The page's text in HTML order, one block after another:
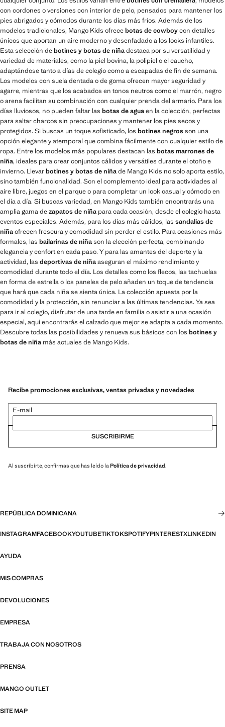
con cordones o versiones con interior de pelo, pensados para mantener los
pies abrigados y cómodos durante los días más fríos. Además de los
modelos tradicionales, Mango Kids ofrecebotas de cowboycon detalles
únicos que aportan un aire moderno y desenfadado a los looks infantiles.
Esta selección debotines y botas de niñadestaca por su versatilidad y
variedad de materiales, como la piel bovina, la polipiel o el caucho,
adaptándose tanto a días de colegio como a escapadas de fin de semana.
Los modelos con suela dentada o de goma ofrecen mayor seguridad y
agarre, mientras que los acabados en tonos neutros como el marrón, negro
o arena facilitan su combinación con cualquier prenda del armario. Para los
días lluviosos, no pueden faltar las botas de aguaen la colección, perfectas
para saltar charcos sin preocupaciones y mantener los pies secos y
protegidos. Si buscas un toque sofisticado, los botines negrosson una
opción elegante y atemporal que combina fácilmente con cualquier estilo de
ropa. Entre los modelos más populares destacan las botas marrones de
niña, ideales para crear conjuntos cálidos y versátiles durante el otoño e
invierno. Llevarbotines y botas de niñade Mango Kids no solo aporta estilo,
sino también funcionalidad. Son el complemento ideal para actividades al
aire libre, juegos en el parque o para completar un look casual y cómodo en
el día a día. Si buscas variedad, en Mango Kids también encontrarás una
amplia gama dezapatos de niña para cada ocasión, desde el colegio hasta
eventos especiales. Además, para los días más cálidos, las sandalias de
niñaofrecen frescura y comodidad sin perder el estilo. Para ocasiones más
formales, las bailarinas de niñason la elección perfecta, combinando
elegancia y confort en cada paso. Y para las amantes del deporte y la
actividad, las deportivas de niñaaseguran el máximo rendimiento y
comodidad durante todo el día. Los detalles como los flecos, las tachuelas
en forma de estrella o los paneles de pelo añaden un toque de tendencia
que hará que cada niña se sienta única. La colección apuesta por la
comodidad y la protección, sin renunciar a las últimas tendencias. Ya sea
para ir al colegio, disfrutar de una tarde en familia o asistir a una ocasión
especial, aquí encontrarás el calzado que mejor se adapta a cada momento.
Descubre todas las posibilidades y renueva sus básicos con los botines y
botas de niña más actuales de Mango Kids.
Recibe promociones exclusivas, ventas privadas y novedades
E-mail
SUSCRIBIRME
Al suscribirte, confirmas que has leído la Política de privacidad.
REPÚBLICA DOMINICANA
INSTAGRAMFACEBOOKYOUTUBETIKTOKSPOTIFYPINTERESTXLINKEDIN
AYUDA
MIS COMPRAS
DEVOLUCIONES
EMPRESA
TRABAJA CON NOSOTROS
PRENSA
MANGO OUTLET
SITE MAP